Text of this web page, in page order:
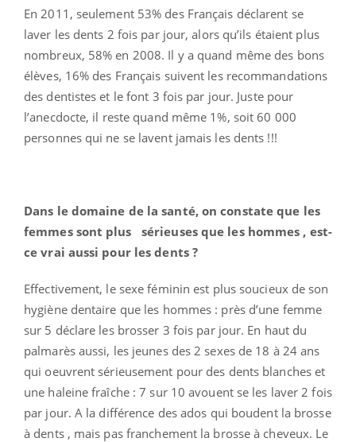
En 2011, seulement 53% des Français déclarent se
laver les dents 2 fois par jour, alors qu’ils étaient plus
nombreux, 58% en 2008. Il y a quand même des bons
élèves, 16% des Français suivent les recommandations
des dentistes et le font 3 fois par jour. Juste pour
l’anecdocte, il reste quand même 1%, soit 60 000
personnes qui ne se lavent jamais les dents !!!
Dans le domaine de la santé, on constate que les
femmes sont plus sérieuses que les hommes , est-
ce vrai aussi pour les dents ?
Effectivement, le sexe féminin est plus soucieux de son
hygiène dentaire que les hommes : près d’une femme
sur 5 déclare les brosser 3 fois par jour. En haut du
palmarès aussi, les jeunes des 2 sexes de 18 à 24 ans
qui oeuvrent sérieusement pour des dents blanches et
une haleine fraîche : 7 sur 10 avouent se les laver 2 fois
par jour. A la différence des ados qui boudent la brosse
à dents , mais pas franchement la brosse à cheveux. Le